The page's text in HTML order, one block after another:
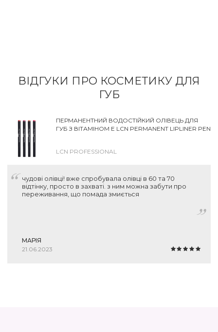
ВІДГУКИ ПРО КОСМЕТИКУ ДЛЯ
ГУБ
ПЕРМАНЕНТНИЙ ВОДОСТІЙКИЙ ОЛІВЕЦЬ ДЛЯ
ГУБ З ВІТАМІНОМ Е LCN PERMANENT LIPLINER PEN
LCN PROFESSIONAL
чудові олівці! вже спробувала олівці в 60 та 70
відтінку, просто в захваті. з ним можна забути про
переживання, що помада змиється
МАРІЯ
21.06.2023